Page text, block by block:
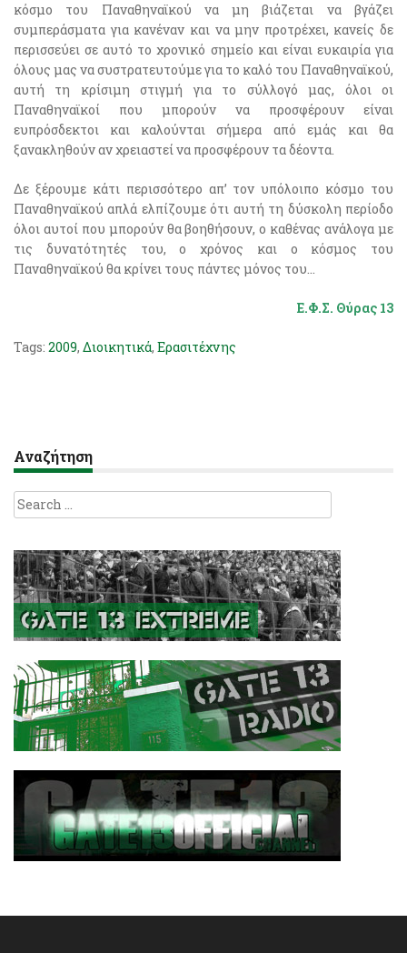
κόσμο του Παναθηναϊκού να μη βιάζεται να βγάζει
συμπεράσματα για κανέναν και να μην προτρέχει, κανείς δε
περισσεύει σε αυτό το χρονικό σημείο και είναι ευκαιρία για
όλους μας να συστρατευτούμε για το καλό του Παναθηναϊκού,
αυτή τη κρίσιμη στιγμή για το σύλλογό μας, όλοι οι
Παναθηναϊκοί που μπορούν να προσφέρουν είναι
ευπρόσδεκτοι και καλούνται σήμερα από εμάς και θα
ξανακληθούν αν χρειαστεί να προσφέρουν τα δέοντα.
Δε ξέρουμε κάτι περισσότερο απ’ τον υπόλοιπο κόσμο του
Παναθηναϊκού απλά ελπίζουμε ότι αυτή τη δύσκολη περίοδο
όλοι αυτοί που μπορούν θα βοηθήσουν, ο καθένας ανάλογα με
τις δυνατότητές του, ο χρόνος και ο κόσμος του
Παναθηναϊκού θα κρίνει τους πάντες μόνος του…
Ε.Φ.Σ. Θύρας 13
Tags: 2009, Διοικητικά, Ερασιτέχνης
Αναζήτηση
Search
for: